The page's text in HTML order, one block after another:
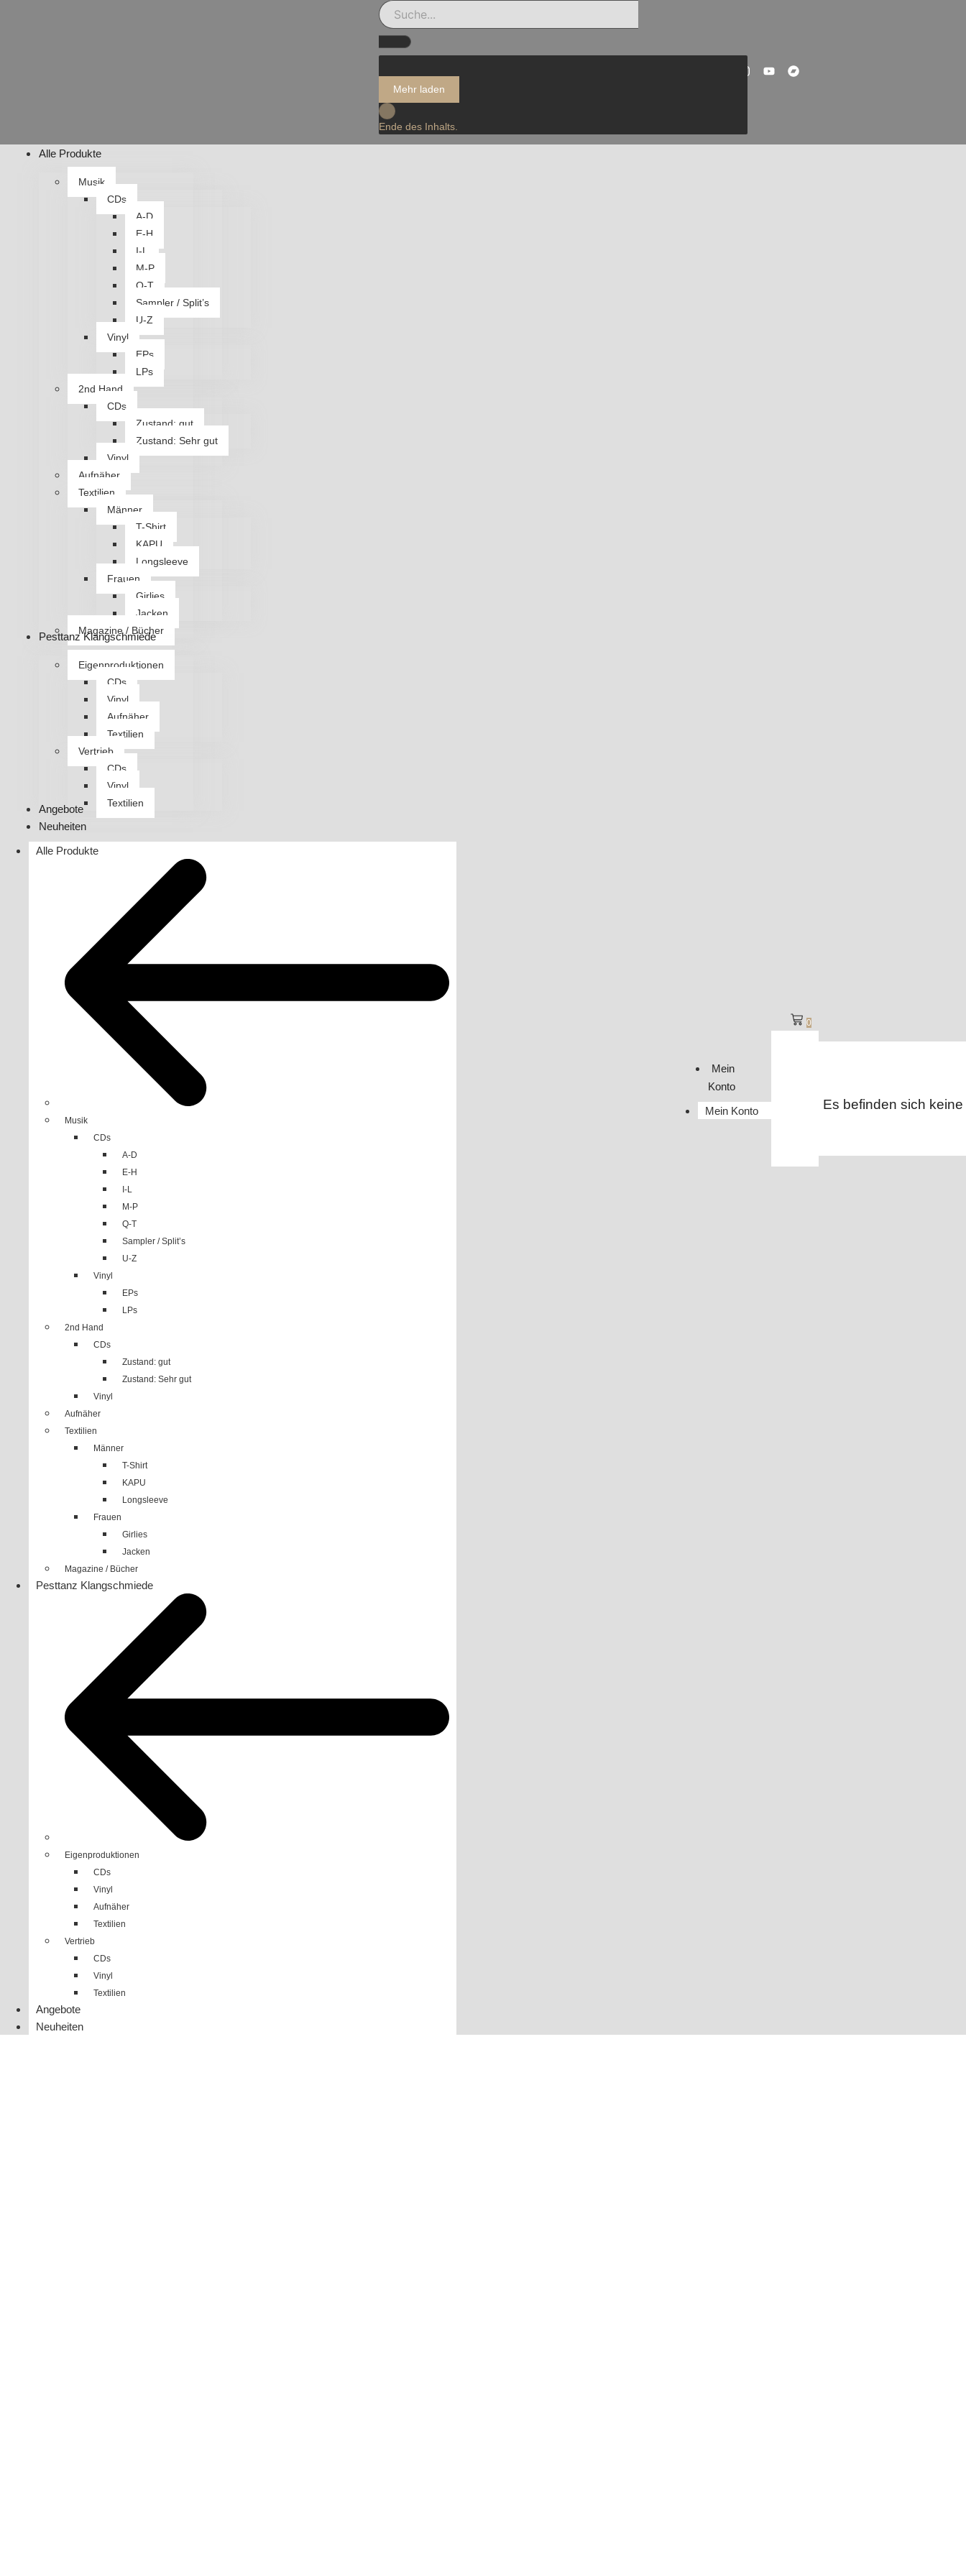
Mehr laden
Ende des Inhalts.
Alle Produkte
Musik
CDs
A-D
E-H
I-L
M-P
Q-T
Sampler / Split’s
U-Z
Vinyl
EPs
LPs
2nd Hand
CDs
Zustand: gut
Zustand: Sehr gut
Vinyl
Aufnäher
Textilien
Männer
T-Shirt
KAPU
Longsleeve
Frauen
Girlies
Jacken
Magazine / Bücher
Pesttanz Klangschmiede
Eigenproduktionen
CDs
Vinyl
Aufnäher
Textilien
Vertrieb
CDs
Vinyl
Textilien
Angebote
Neuheiten
Alle Produkte
Musik
CDs
A-D
E-H
I-L
M-P
Q-T
Sampler / Split’s
U-Z
Vinyl
EPs
LPs
2nd Hand
CDs
Zustand: gut
Zustand: Sehr gut
Vinyl
Aufnäher
Textilien
Männer
T-Shirt
KAPU
Longsleeve
Frauen
Girlies
Jacken
Magazine / Bücher
Pesttanz Klangschmiede
Eigenproduktionen
CDs
Vinyl
Aufnäher
Textilien
Vertrieb
CDs
Vinyl
Textilien
Angebote
Neuheiten
Mein
Konto
Mein Konto
0
Es befinden sich